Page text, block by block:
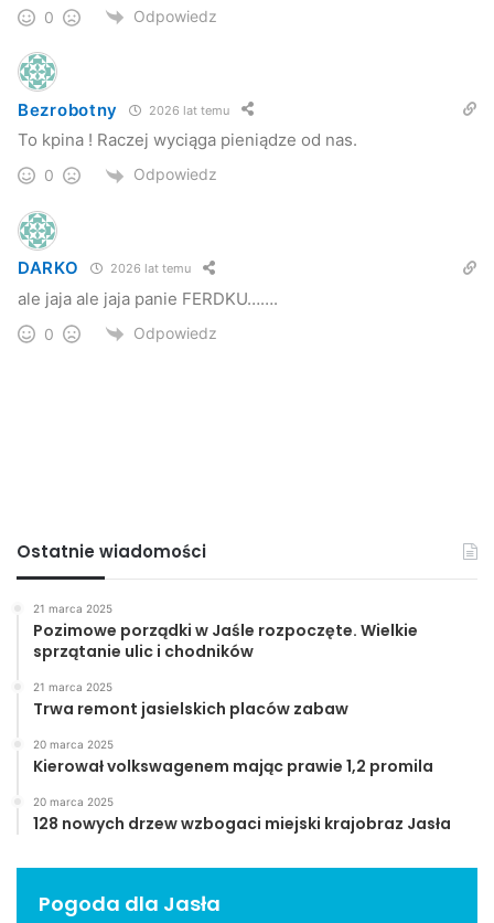
0 Odpowiedz
Bezrobotny 2026 lat temu
To kpina ! Raczej wyciąga pieniądze od nas.
0 Odpowiedz
DARKO 2026 lat temu
ale jaja ale jaja panie FERDKU…….
0 Odpowiedz
Ostatnie wiadomości
21 marca 2025
Pozimowe porządki w Jaśle rozpoczęte. Wielkie
sprzątanie ulic i chodników
21 marca 2025
Trwa remont jasielskich placów zabaw
20 marca 2025
Kierował volkswagenem mając prawie 1,2 promila
20 marca 2025
128 nowych drzew wzbogaci miejski krajobraz Jasła
Pogoda dla Jasła